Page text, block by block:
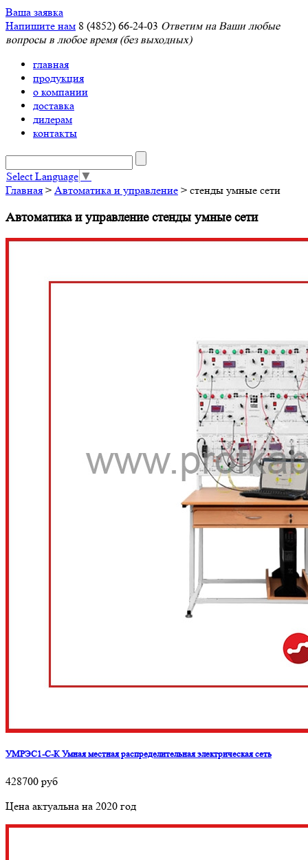
Ваша заявка
Напишите нам 8 (4852) 66-24-03 Ответим на Ваши любые
вопросы в любое время (без выходных)
главная
продукция
о компании
доставка
дилерам
контакты
Select Language ▼
Главная > Автоматика и управление > стенды умные сети
Автоматика и управление стенды умные сети
УМРЭС1-С-К Умная местная распределительная электрическая сеть
428700 руб
Цена актуальна на 2020 год